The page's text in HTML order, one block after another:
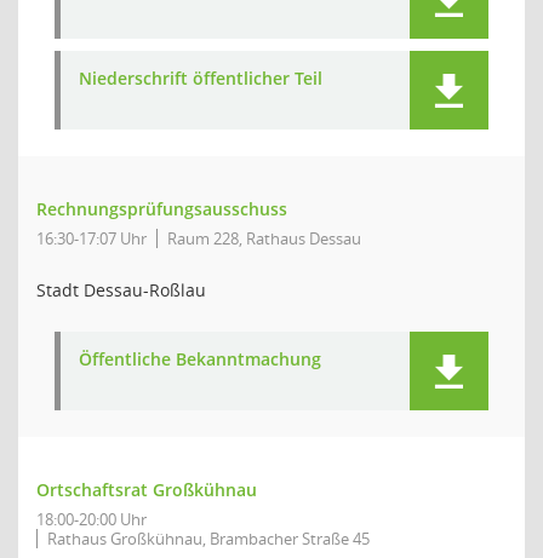
Niederschrift öffentlicher Teil
Rechnungsprüfungsausschuss
16:30-17:07 Uhr Raum 228, Rathaus Dessau
Stadt Dessau-Roßlau
Öffentliche Bekanntmachung
Ortschaftsrat Großkühnau
18:00-20:00 Uhr
Rathaus Großkühnau, Brambacher Straße 45